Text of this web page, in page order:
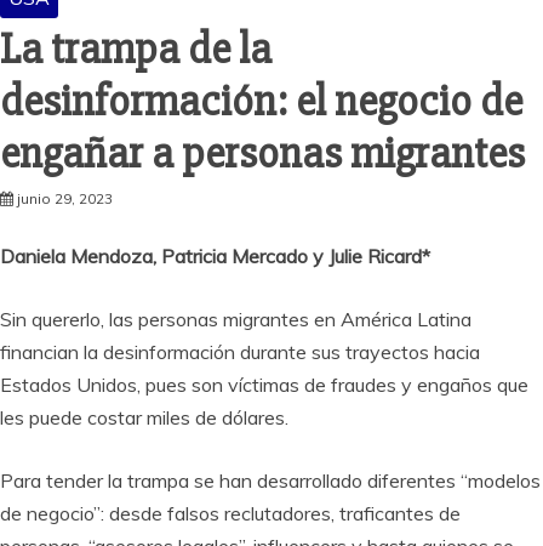
La trampa de la
desinformación: el negocio de
engañar a personas migrantes
junio 29, 2023
Daniela Mendoza, Patricia Mercado y Julie Ricard*
Sin quererlo, las personas migrantes en América Latina
financian la desinformación durante sus trayectos hacia
Estados Unidos, pues son víctimas de fraudes y engaños que
les puede costar miles de dólares.
Para tender la trampa se han desarrollado diferentes “modelos
de negocio”: desde falsos reclutadores, traficantes de